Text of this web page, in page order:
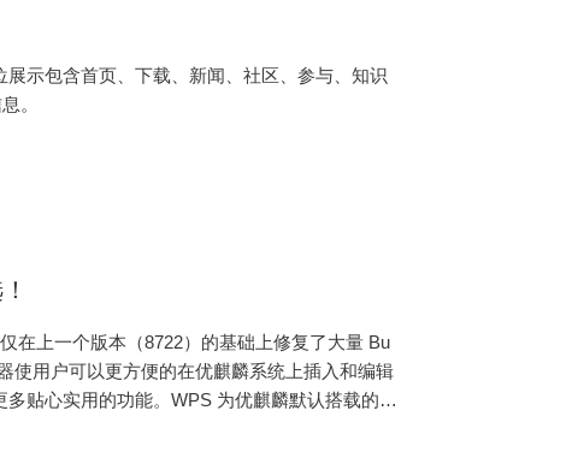
示包含首页、下载、新闻、社区、参与、知识
。
在上一个版本（8722）的基础上修复了大量 Bu
使用户可以更方便的在优麒麟系统上插入和编辑
贴心实用的功能。WPS 为优麒麟默认搭载的办